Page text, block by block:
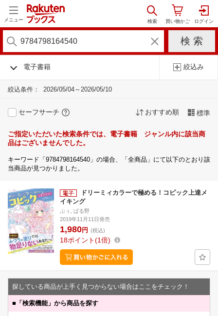
メニュー
電子書籍 絞込み
絞込条件： 2026/05/04～2026/05/10
セーフサーチ おすすめ順 標準
ご指定いただいた検索条件では、電子書籍 ジャンル内に該当商
品はございませんでした。
キーワード「9784798164540」の場合、「全商品」にて以下のとおり該
当商品が見つかりました。
ドリーミィカラーで極める！コピック上達メ
イキング
ぷぅ, ぱる野
2019年11月11日発売
1,980円 (税込)
18ポイント 1倍
探している商品が上手く見つからない場合はここをチェック！
■ 「検索機能」から商品を探す